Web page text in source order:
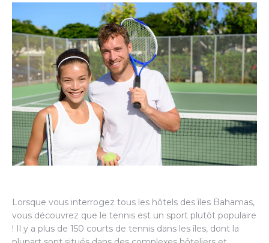
Lorsque vous interrogez tous les hôtels des îles Bahamas,
vous découvrez que le tennis est un sport plutôt populaire
! Il y a plus de 150 courts de tennis dans les îles, dont la